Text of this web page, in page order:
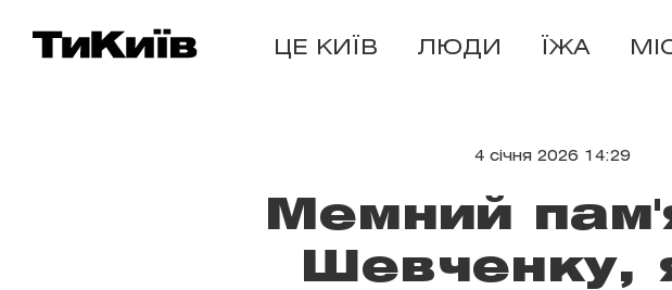
ЦЕ КИЇВ ЛЮДИ ЇЖА
4 січня 2026 14:29
Мемний
Шевченку,